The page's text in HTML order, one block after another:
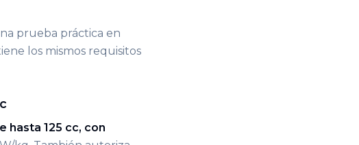
prueba práctica en
los mismos requisitos
hasta 125 cc, con